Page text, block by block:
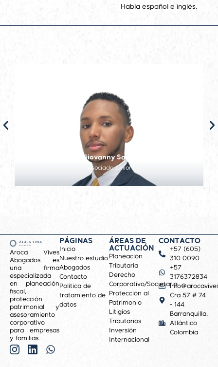
Habla español e inglés.
Giovanny Salas
Asociado Junior
Aroca Vives
Abogados es
una firma
especializada
en planeación
fiscal,
protección
patrimonial y
asesoramiento
corporativo
para empresas
y familias.
PÁGINAS
Inicio
Nuestro estudio
Abogados
Contacto
Política de
tratamiento de
datos
ÁREAS DE
ACTUACIÓN
Planeación
Tributaria
Derecho
Corporativo/Societario
Protección al
Patrimonio
Litigios
Tributarios
Inversión
Internacional
CONTACTO
+57 (605)
310 0090
+57
3176372834
Cra 57 # 74
- 144
Barranquilla,
Atlántico
Colombia